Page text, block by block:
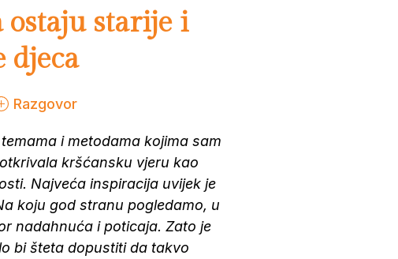
starije i
djeca
Razgovor
i metodama kojima sam
kršćansku vjeru kao
Najveća inspiracija uvijek je
koju god stranu pogledamo, u
nadahnuća i poticaja. Zato je
bi šteta dopustiti da takvo